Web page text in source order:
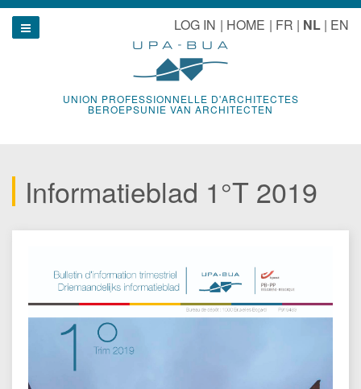
Naar
inhoud
LOG IN HOME FR NL EN
UNION PROFESSIONNELLE D'ARCHITECTES
BEROEPSUNIE VAN ARCHITECTEN
Show navigation
Informatieblad 1°T 2019